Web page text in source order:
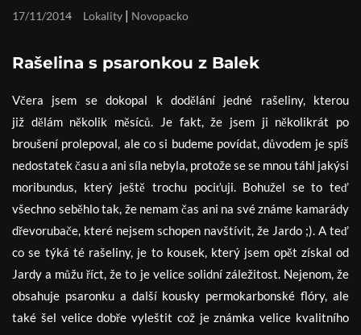
17/11/2014 Lokality Novopacko
Rašelina s psaronkou z Balek
Včera jsem se dokopal k dodělání jedné rašeliny, kterou
již dělám několik měsíců. Je fakt, že jsem ji několikrát po
broušení prolepoval, ale co si budeme povídat, důvodem je spíš
nedostatek času a ani síla nebyla, protože se se mnou táhl jakýsi
moribundus, který ještě trochu pociťuji. Bohužel se to teď
všechno seběhlo tak, že nemam čas ani na své známe kamarády
dřevorubače, které nejsem schopen navštívit, že Jardo ;). A teď
co se týká té rašeliny, je to kousek, který jsem opět získal od
Jardy a můžu říct, že to je velice solidní záležitost. Nejenom, že
obsahuje psaronku a další kousky permokarbonské flóry, ale
také šel velice dobře vyleštit což je známka velice kvalitního